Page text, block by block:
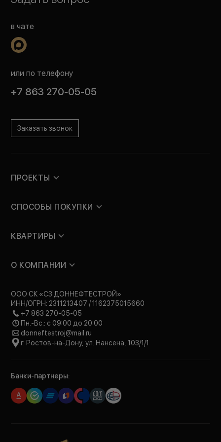
в чате
или по телефону
+7 863 270-05-05
Заказать звонок
ПРОЕКТЫ
СПОСОБЫ ПОКУПКИ
КВАРТИРЫ
О КОМПАНИИ
ООО СК «СЗ ДОННЕФТЕСТРОЙ»
ИНН/ОГРН: 2311213407 / 1162375015660
+7 863 270-05-05
Пн.-Вс.: с 09:00 до 20:00
donneftestroj@mail.ru
г. Ростов-на-Дону, ул. Нансена, 103/1/1
Банки-партнеры: